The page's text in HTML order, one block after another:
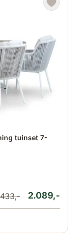
tuinset 7-
opties op de
2.089,-